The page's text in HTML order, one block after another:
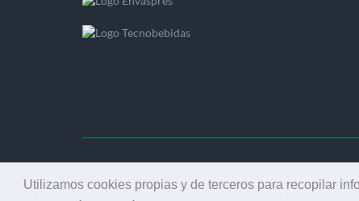
Utilizamos cookies propias y de terceros para recopilar